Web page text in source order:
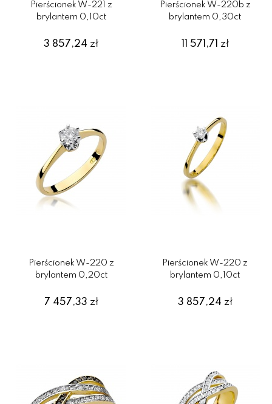
Pierścionek W-221 z
brylantem 0,10ct
3 857,24zł
Pierścionek W-220b z
brylantem 0,30ct
11 571,71 zł
Pierścionek W-220 z
brylantem 0,20ct
7 457,33 zł
Pierścionek W-220 z
brylantem 0,10ct
3 857,24 zł